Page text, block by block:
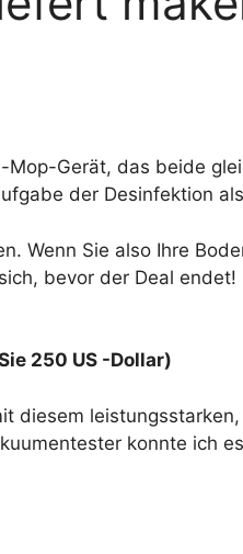
Gerät, das beide
der Desinfektion
Wenn Sie also Ihre
bevor der Deal endet!
250 US -Dollar)
diesem
konnte ich